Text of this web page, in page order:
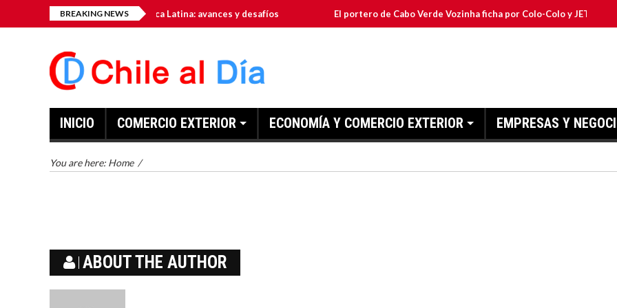
BREAKING NEWS
tecnológico de América Latina: avances y desafíos El portero de Cabo Verde Vozinha ficha por Colo-Colo y JETOUR respalda su
INICIO COMERCIO EXTERIOR ECONOMÍA Y COMERCIO EXTERIOR EMPRESAS Y
You are here: Home /
ABOUT THE AUTHOR